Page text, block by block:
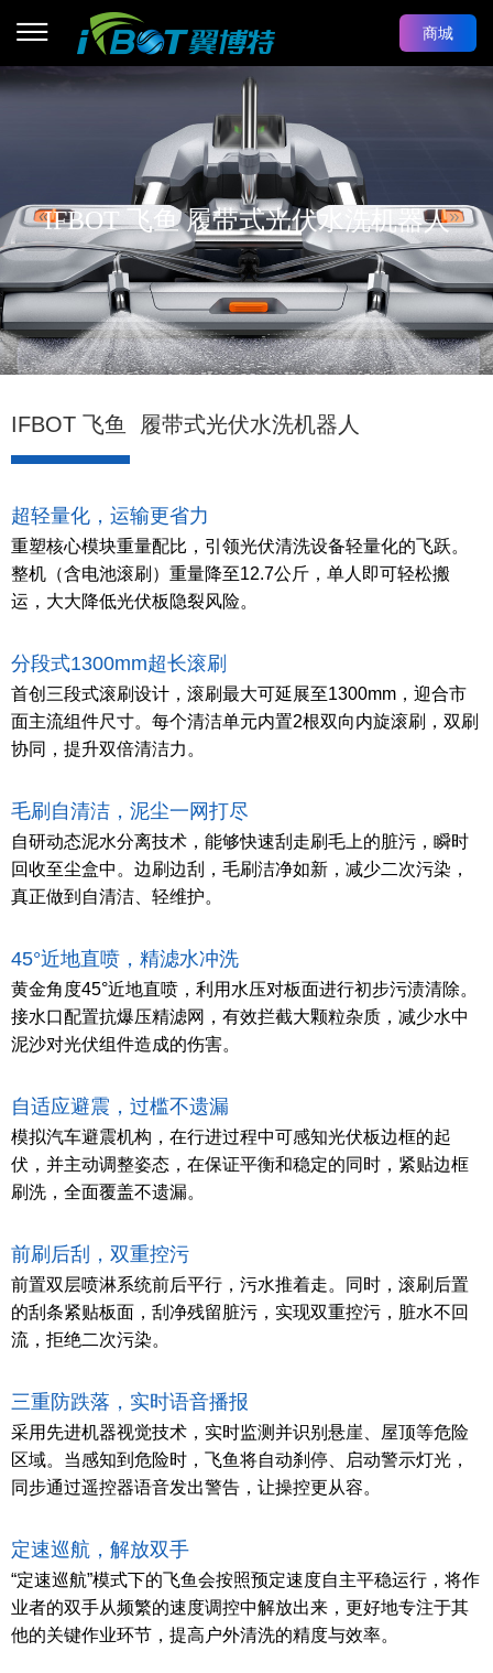
商城
IFBOT 飞鱼 履带式光伏水洗机器人
IFBOT 飞鱼 履带式光伏水洗机器人
超轻量化，运输更省力
重塑核心模块重量配比，引领光伏清洗设备轻量化的飞跃。
整机（含电池滚刷）重量降至12.7公斤，单人即可轻松搬
运，大大降低光伏板隐裂风险。
分段式1300mm超长滚刷
首创三段式滚刷设计，滚刷最大可延展至1300mm，迎合市
面主流组件尺寸。每个清洁单元内置2根双向内旋滚刷，双刷
协同，提升双倍清洁力。
毛刷自清洁，泥尘一网打尽
自研动态泥水分离技术，能够快速刮走刷毛上的脏污，瞬时
回收至尘盒中。边刷边刮，毛刷洁净如新，减少二次污染，
真正做到自清洁、轻维护。
45°近地直喷，精滤水冲洗
黄金角度45°近地直喷，利用水压对板面进行初步污渍清除。
接水口配置抗爆压精滤网，有效拦截大颗粒杂质，减少水中
泥沙对光伏组件造成的伤害。
自适应避震，过槛不遗漏
模拟汽车避震机构，在行进过程中可感知光伏板边框的起
伏，并主动调整姿态，在保证平衡和稳定的同时，紧贴边框
刷洗，全面覆盖不遗漏。
前刷后刮，双重控污
前置双层喷淋系统前后平行，污水推着走。同时，滚刷后置
的刮条紧贴板面，刮净残留脏污，实现双重控污，脏水不回
流，拒绝二次污染。
三重防跌落，实时语音播报
采用先进机器视觉技术，实时监测并识别悬崖、屋顶等危险
区域。当感知到危险时，飞鱼将自动刹停、启动警示灯光，
同步通过遥控器语音发出警告，让操控更从容。
定速巡航，解放双手
“定速巡航”模式下的飞鱼会按照预定速度自主平稳运行，将作
业者的双手从频繁的速度调控中解放出来，更好地专注于其
他的关键作业环节，提高户外清洗的精度与效率。